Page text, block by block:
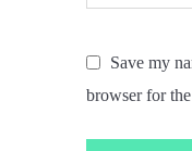
Save my
browser for